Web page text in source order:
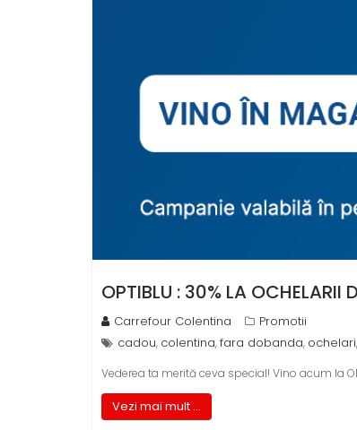
OPTIBLU : 30% LA OCHELARII
Carrefour Colentina
Promotii
cadou, colentina,fara dobanda, ochelari,
Vederea ta merită ceva special! Vino acum la
Vezi mai mult ...